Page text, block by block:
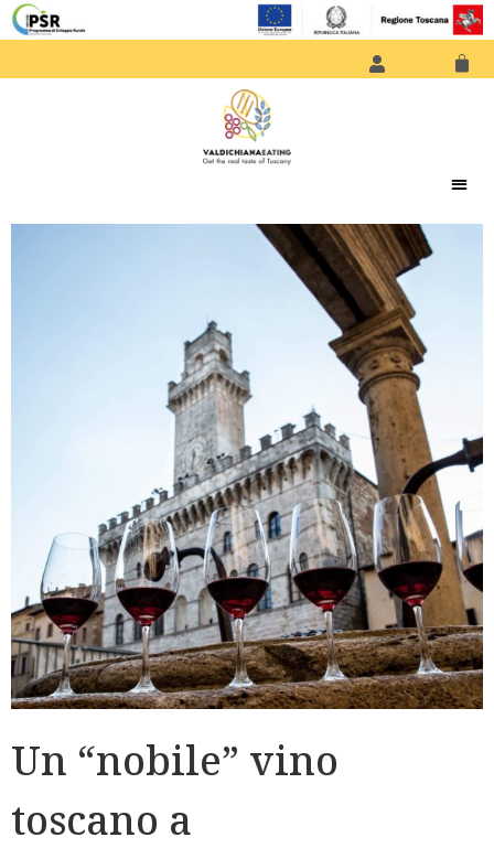
Un “nobile” vino
toscano a